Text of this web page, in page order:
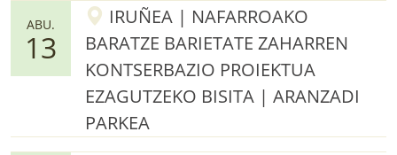
ABU.
13
IRUÑEA | NAFARROAKO
BARATZE BARIETATE ZAHARREN
KONTSERBAZIO PROIEKTUA
EZAGUTZEKO BISITA | ARANZADI
PARKEA